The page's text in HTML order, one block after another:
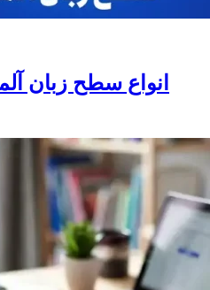
انواع سطح زبان